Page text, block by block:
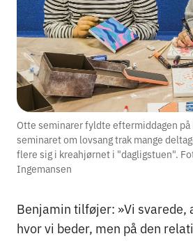
Otte seminarer fyldte eftermiddagen
seminaret om lovsang trak mange
flere sig i kreahjørnet i "dagligstuen".
Ingemansen
Benjamin tilføjer: »Vi svarede,
hvor vi beder, men på den